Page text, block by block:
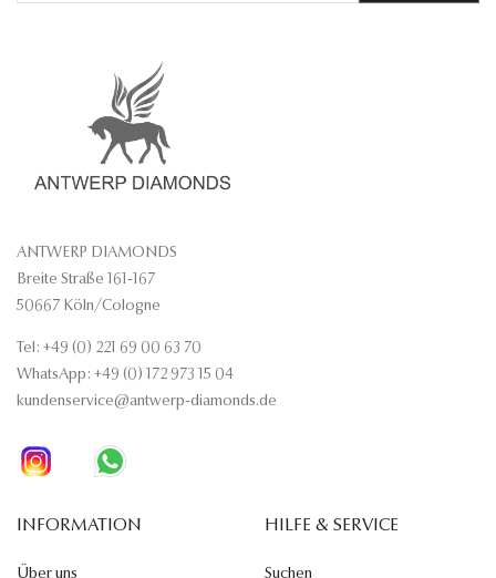
ANTWERP DIAMONDS
Breite Straße 161-167
50667 Köln/Cologne
Tel: +49 (0) 221 69 00 63 70
WhatsApp: +49 (0) 172 973 15 04
kundenservice@antwerp-diamonds.de
INFORMATION
Über uns
HILFE & SERVICE
Suchen